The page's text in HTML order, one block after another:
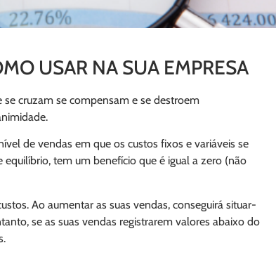
USAR NA SUA EMPRESA
se cruzam se compensam e se destroem
de vendas em que os custos fixos e variáveis se
tem um benefício que é igual a zero (não
Ao aumentar as suas vendas, conseguirá situar-
se as suas vendas registrarem valores abaixo do